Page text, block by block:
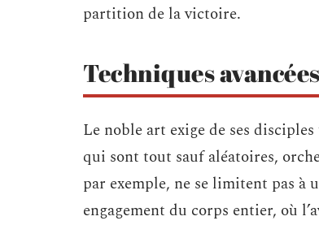
partition de la victoire.
Techniques
Le noble art exige de ses
qui sont tout sauf aléatoires,
par exemple, ne se limitent pas
engagement du corps entier, où